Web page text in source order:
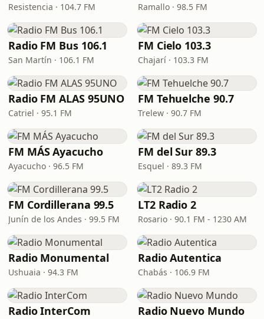
Resistencia · 104.7 FM Ramallo · 98.5 FM
Radio FM Bus 106.1
San Martín · 106.1 FM
FM Cielo 103.3
Chajarí · 103.3 FM
Radio FM ALAS 95UNO
Catriel · 95.1 FM
FM Tehuelche 90.7
Trelew · 90.7 FM
FM MÁS Ayacucho
Ayacucho · 96.5 FM
FM del Sur 89.3
Esquel · 89.3 FM
FM Cordillerana 99.5
Junín de los Andes · 99.5 FM
LT2 Radio 2
Rosario · 90.1 FM - 1230 AM
Radio Monumental
Ushuaia · 94.3 FM
Radio Autentica
Chabás · 106.9 FM
Radio InterCom Radio Nuevo Mundo